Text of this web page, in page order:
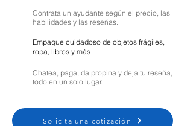
Contrata un ayudante según el precio, las
habilidades y las reseñas.
Empaque cuidadoso de objetos frágiles,
ropa, libros y más
Chatea, paga, da propina y deja tu reseña,
todo en un solo lugar.
Solicita una cotización